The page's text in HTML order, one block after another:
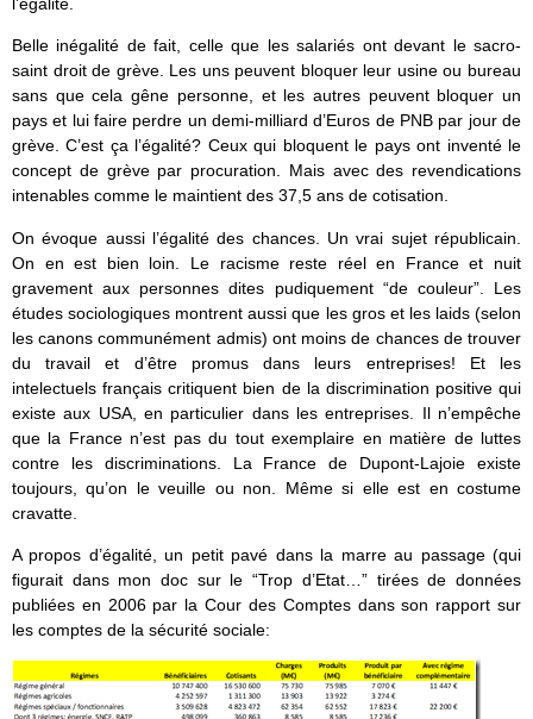
l’égalité.
Belle inégalité de fait, celle que les salariés ont devant le sacro-
saint droit de grève. Les uns peuvent bloquer leur usine ou bureau
sans que cela gêne personne, et les autres peuvent bloquer un
pays et lui faire perdre un demi-milliard d’Euros de PNB par jour de
grève. C’est ça l’égalité? Ceux qui bloquent le pays ont inventé le
concept de grève par procuration. Mais avec des revendications
intenables comme le maintient des 37,5 ans de cotisation.
On évoque aussi l’égalité des chances. Un vrai sujet républicain.
On en est bien loin. Le racisme reste réel en France et nuit
gravement aux personnes dites pudiquement “de couleur”. Les
études sociologiques montrent aussi que les gros et les laids (selon
les canons communément admis) ont moins de chances de trouver
du travail et d’être promus dans leurs entreprises! Et les
intelectuels français critiquent bien de la discrimination positive qui
existe aux USA, en particulier dans les entreprises. Il n’empêche
que la France n’est pas du tout exemplaire en matière de luttes
contre les discriminations. La France de Dupont-Lajoie existe
toujours, qu’on le veuille ou non. Même si elle est en costume
cravatte.
A propos d’égalité, un petit pavé dans la marre au passage (qui
figurait dans mon doc sur le “Trop d’Etat…” tirées de données
publiées en 2006 par la Cour des Comptes dans son rapport sur
les comptes de la sécurité sociale: